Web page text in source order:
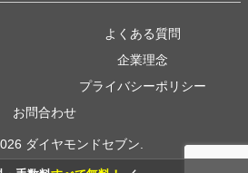
よくある質問
企業理念
プライバシーポリシー
お問合わせ
ダイヤモンドセブン.